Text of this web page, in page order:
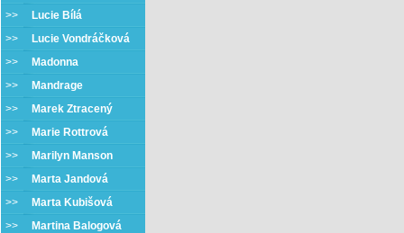
>>
Lucie Bílá
>>
Lucie Vondráčková
>>
Madonna
>>
Mandrage
>>
Marek Ztracený
>>
Marie Rottrová
>>
Marilyn Manson
>>
Marta Jandová
>>
Marta Kubišová
>>
Martina Balogová